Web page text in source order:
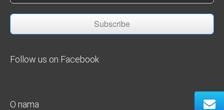
Subscribe
Follow us on Facebook
O nama